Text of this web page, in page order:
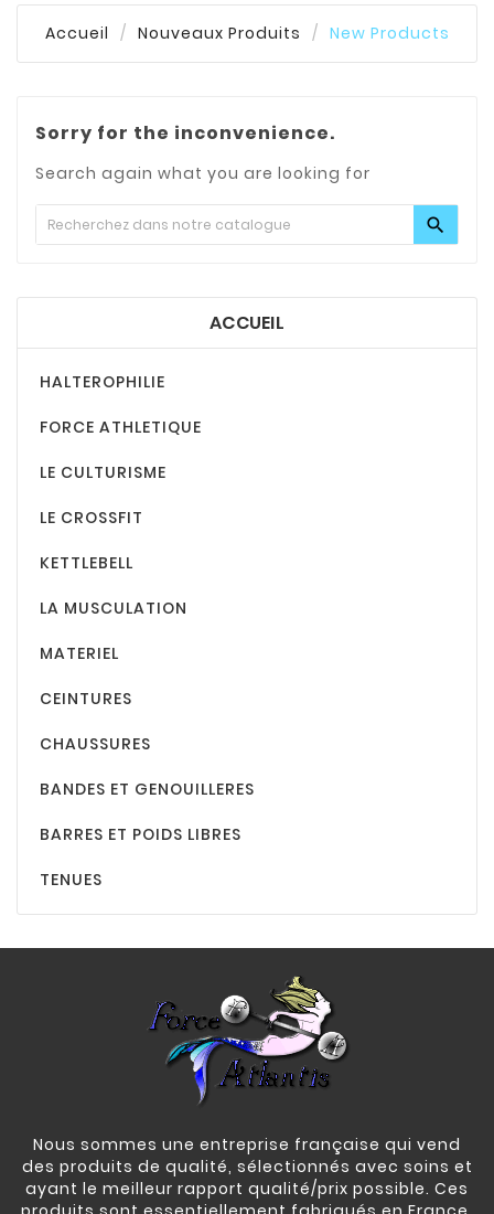
Accueil Nouveaux Produits New Products
Sorry for the inconvenience.
Search again what you are looking for

ACCUEIL
HALTEROPHILIE
FORCE ATHLETIQUE
LE CULTURISME
LE CROSSFIT
KETTLEBELL
LA MUSCULATION
MATERIEL
CEINTURES
CHAUSSURES
BANDES ET GENOUILLERES
BARRES ET POIDS LIBRES
TENUES
Nous sommes une entreprise française qui vend
des produits de qualité, sélectionnés avec soins et
ayant le meilleur rapport qualité/prix possible. Ces